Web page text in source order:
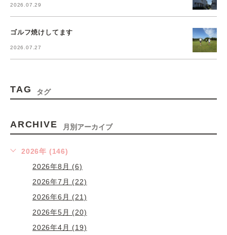
2026.07.29
ゴルフ焼けしてます
2026.07.27
TAG タグ
ARCHIVE 月別アーカイブ
2026年 (146)
2026年8月 (6)
2026年7月 (22)
2026年6月 (21)
2026年5月 (20)
2026年4月 (19)